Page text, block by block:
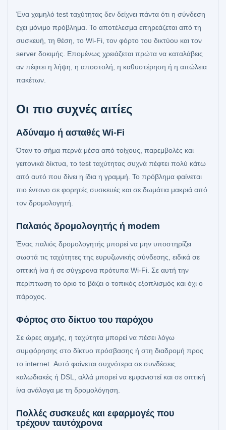
Ένα χαμηλό test ταχύτητας δεν δείχνει πάντα ότι η σύνδεση
έχει μόνιμο πρόβλημα. Το αποτέλεσμα επηρεάζεται από τη
συσκευή, τη θέση, το Wi‑Fi, τον φόρτο του δικτύου και τον
server δοκιμής. Επομένως χρειάζεται πρώτα να καταλάβεις
αν πέφτει η λήψη, η αποστολή, η καθυστέρηση ή η απώλεια
πακέτων.
Οι πιο συχνές αιτίες
Αδύναμο ή ασταθές Wi‑Fi
Όταν το σήμα περνά μέσα από τοίχους, παρεμβολές και
γειτονικά δίκτυα, το test ταχύτητας συχνά πέφτει πολύ κάτω
από αυτό που δίνει η ίδια η γραμμή. Το πρόβλημα φαίνεται
πιο έντονο σε φορητές συσκευές και σε δωμάτια μακριά από
τον δρομολογητή.
Παλαιός δρομολογητής ή modem
Ένας παλιός δρομολογητής μπορεί να μην υποστηρίζει
σωστά τις ταχύτητες της ευρυζωνικής σύνδεσης, ειδικά σε
οπτική ίνα ή σε σύγχρονα πρότυπα Wi‑Fi. Σε αυτή την
περίπτωση το όριο το βάζει ο τοπικός εξοπλισμός και όχι ο
πάροχος.
Φόρτος στο δίκτυο του παρόχου
Σε ώρες αιχμής, η ταχύτητα μπορεί να πέσει λόγω
συμφόρησης στο δίκτυο πρόσβασης ή στη διαδρομή προς
το internet. Αυτό φαίνεται συχνότερα σε συνδέσεις
καλωδιακές ή DSL, αλλά μπορεί να εμφανιστεί και σε οπτική
ίνα ανάλογα με τη δρομολόγηση.
Πολλές συσκευές και εφαρμογές που
τρέχουν ταυτόχρονα